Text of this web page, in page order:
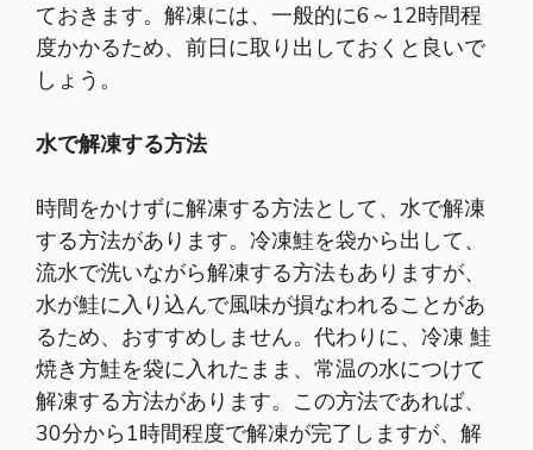
ておきます。解凍には、一般的に6～12時間程
度かかるため、前日に取り出しておくと良いで
しょう。
水で解凍する方法
時間をかけずに解凍する方法として、水で解凍
する方法があります。冷凍鮭を袋から出して、
流水で洗いながら解凍する方法もありますが、
水が鮭に入り込んで風味が損なわれることがあ
るため、おすすめしません。代わりに、冷凍 鮭
焼き方鮭を袋に入れたまま、常温の水につけて
解凍する方法があります。この方法であれば、
30分から1時間程度で解凍が完了しますが、解